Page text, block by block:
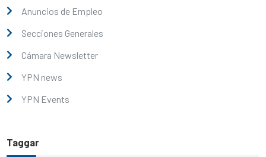
Anuncios de Empleo
Secciones Generales
Cámara Newsletter
YPN news
YPN Events
Taggar